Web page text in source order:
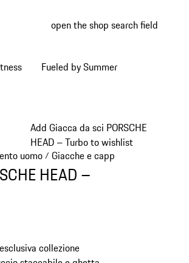
open the shop search field
Fueled by Summer
Add Giacca da sci PORSCHE
HEAD – Turbo to wishlist
uomo/ Giacche e cappotti
HEAD –
collezione